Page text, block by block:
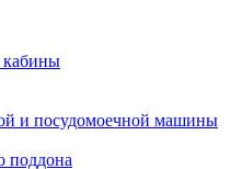
и посудомоечной машины
поддона